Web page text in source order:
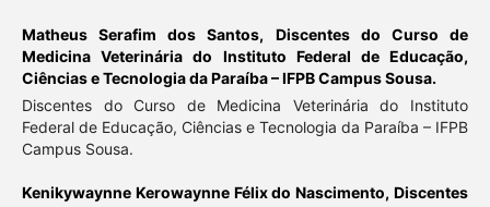
Matheus Serafim dos Santos, Discentes do Curso de
Medicina Veterinária do Instituto Federal de Educação,
Ciências e Tecnologia da Paraíba – IFPB Campus Sousa.
Discentes do Curso de Medicina Veterinária do Instituto
Federal de Educação, Ciências e Tecnologia da Paraíba – IFPB
Campus Sousa.
Kenikywaynne Kerowaynne Félix do Nascimento,Discentes